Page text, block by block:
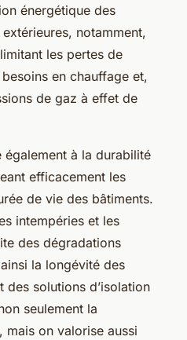
énergétique des
notamment,
les pertes de
en chauffage et,
de gaz à effet de
à la durabilité
efficacement les
de vie des bâtiments.
intempéries et les
des dégradations
la longévité des
des solutions d’isolation
seulement la
mais on valorise aussi